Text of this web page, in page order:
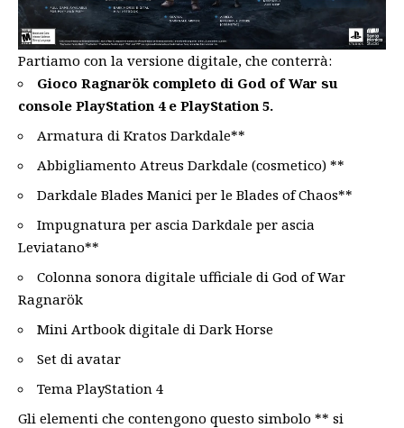
Partiamo con la versione digitale, che conterrà:
Gioco Ragnarök completo di God of War su
console PlayStation 4 e PlayStation 5.
Armatura di Kratos Darkdale**
Abbigliamento Atreus Darkdale (cosmetico) **
Darkdale Blades Manici per le Blades of Chaos**
Impugnatura per ascia Darkdale per ascia
Leviatano**
Colonna sonora digitale ufficiale di God of War
Ragnarök
Mini Artbook digitale di Dark Horse
Set di avatar
Tema PlayStation 4
Gli elementi che contengono questo simbolo ** si